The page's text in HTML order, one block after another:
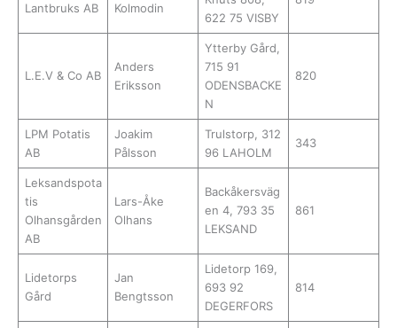
Lantbruks AB Kolmodin
622 75 VISBY
L.E.V & Co AB
Anders
Eriksson
Ytterby Gård,
715 91
ODENSBACKE
N
820
LPM Potatis
AB
Joakim
Pålsson
Trulstorp, 312
96 LAHOLM
343
Leksandspota
tis
Olhansgården
AB
Lars-Åke
Olhans
Backåkersväg
en 4, 793 35
LEKSAND
861
Lidetorps
Gård
Jan
Bengtsson
Lidetorp 169,
693 92
DEGERFORS
814